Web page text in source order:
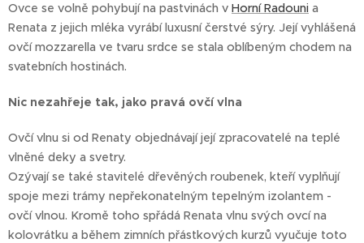
Ovce se volně pohybují na pastvinách v Horní Radouni a
Renata z jejich mléka vyrábí luxusní čerstvé sýry. Její vyhlášená
ovčí mozzarella ve tvaru srdce se stala oblíbeným chodem na
svatebních hostinách.
Nic nezahřeje tak, jako pravá ovčí vlna
Ovčí vlnu si od Renaty objednávají její zpracovatelé na teplé
vlněné deky a svetry.
Ozývají se také stavitelé dřevěných roubenek, kteří vyplňují
spoje mezi trámy nepřekonatelným tepelným izolantem -
ovčí vlnou. Kromě toho spřádá Renata vlnu svých ovcí na
kolovrátku a během zimních přástkových kurzů vyučuje toto